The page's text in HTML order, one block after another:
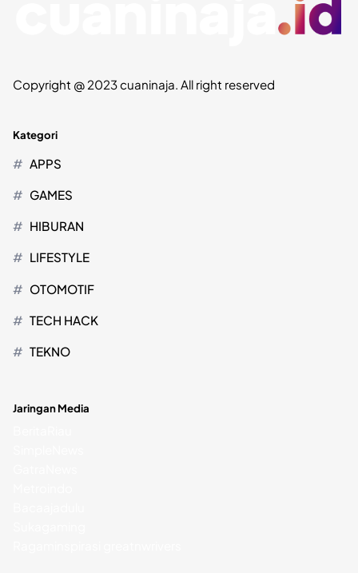
Copyright @ 2023 cuaninaja. All right reserved
Kategori
APPS
GAMES
HIBURAN
LIFESTYLE
OTOMOTIF
TECH HACK
TEKNO
Jaringan Media